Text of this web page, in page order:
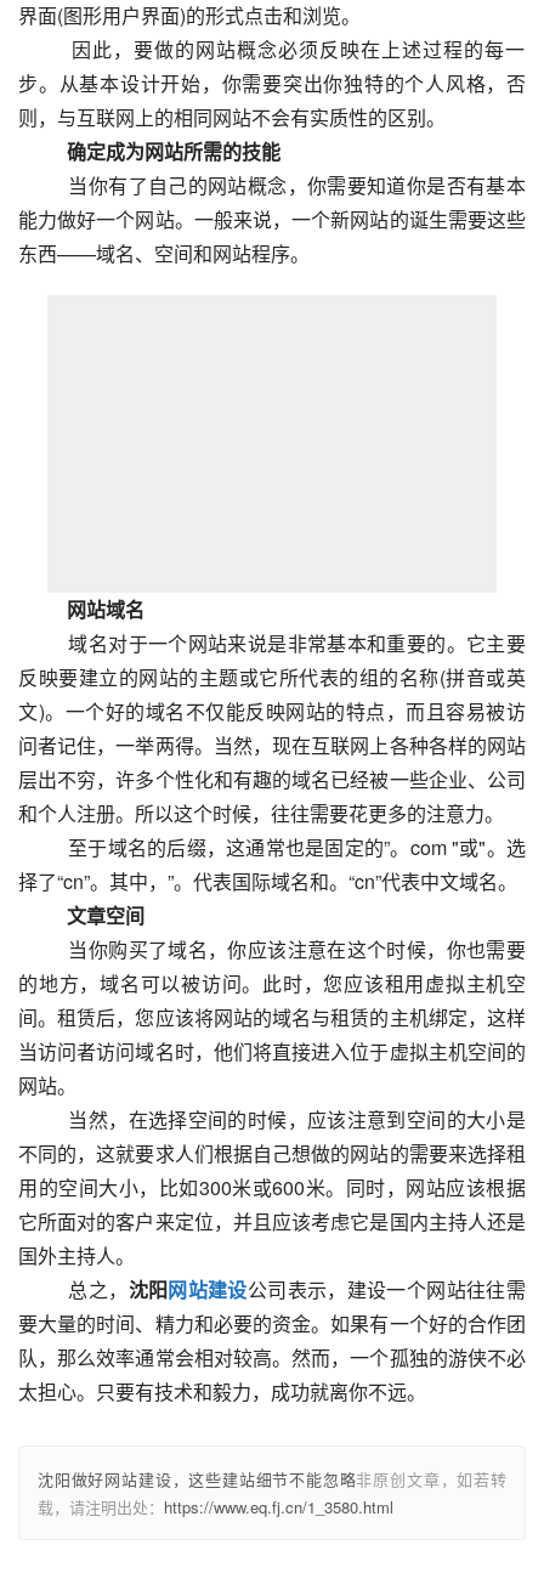
界面(图形用户界面)的形式点击和浏览。
步。从基本设计开始，你需要突出你独特的个人风格，否
则，与互联网上的相同网站不会有实质性的区别。
确定成为网站所需的技能
能力做好一个网站。一般来说，一个新网站的诞生需要这些
东西——域名、空间和网站程序。
网站域名
反映要建立的网站的主题或它所代表的组的名称(拼音或英
文)。一个好的域名不仅能反映网站的特点，而且容易被访
问者记住，一举两得。当然，现在互联网上各种各样的网站
层出不穷，许多个性化和有趣的域名已经被一些企业、公司
和个人注册。所以这个时候，往往需要花更多的注意力。
择了“cn”。其中，”。代表国际域名和。“cn”代表中文域名。
文章空间
的地方，域名可以被访问。此时，您应该租用虚拟主机空
间。租赁后，您应该将网站的域名与租赁的主机绑定，这样
当访问者访问域名时，他们将直接进入位于虚拟主机空间的
网站。
不同的，这就要求人们根据自己想做的网站的需要来选择租
用的空间大小，比如300米或600米。同时，网站应该根据
它所面对的客户来定位，并且应该考虑它是国内主持人还是
国外主持人。
  　　总之，
沈阳网站建设公司表示，建设一个网站往往需
要大量的时间、精力和必要的资金。如果有一个好的合作团
队，那么效率通常会相对较高。然而，一个孤独的游侠不必
沈阳做好网站建设，这些建站细节不能忽略非原创文章，如若转
载，请注明出处： https://www.eq.fj.cn/1_3580.html